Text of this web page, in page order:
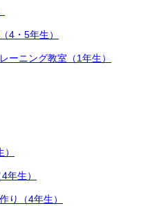
4・5年生）
ーニング教室（1年生）
年生）
り（4年生）